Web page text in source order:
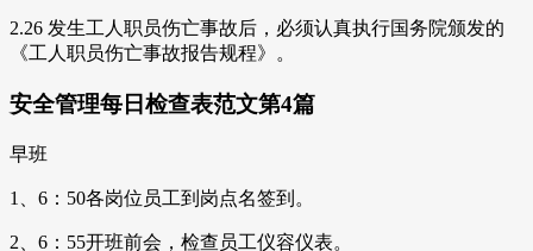
2.26 发生工人职员伤亡事故后，必须认真执行国务院颁发的
《工人职员伤亡事故报告规程》。
安全管理每日检查表范文第4篇
早班
1、6：50各岗位员工到岗点名签到。
2、6：55开班前会，检查员工仪容仪表。